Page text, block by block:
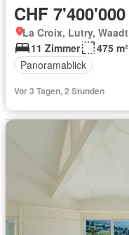
CHF 7'400'000
La Croix, Lutry, Waadt
11 Zimmer
475 m²
Panoramablick
Vor 3 Tagen, 2 Stunden